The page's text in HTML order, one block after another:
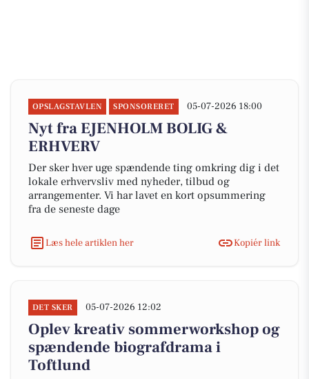
OPSLAGSTAVLEN SPONSORERET 05-07-2026 18:00
Nyt fra EJENHOLM BOLIG &
ERHVERV
Der sker hver uge spændende ting omkring dig i det
lokale erhvervsliv med nyheder, tilbud og
arrangementer. Vi har lavet en kort opsummering
fra de seneste dage
Læs hele artiklen her Kopiér link
DET SKER 05-07-2026 12:02
Oplev kreativ sommerworkshop og
spændende biografdrama i
Toftlund